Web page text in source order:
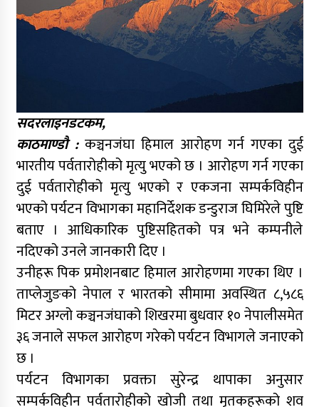
सदरलाइनडटकम,
काठमाण्डौ : कञ्चनजंघा हिमाल आरोहण गर्न गएका दुई
भारतीय पर्वतारोहीको मृत्यु भएको छ । आरोहण गर्न गएका
दुई पर्वतारोहीको मृत्यु भएको र एकजना सम्पर्कविहीन
भएको पर्यटन विभागका महानिर्देशक डन्डुराज घिमिरेले पुष्टि
बताए । आधिकारिक पुष्टिसहितको पत्र भने कम्पनीले
नदिएको उनले जानकारी दिए ।
उनीहरू पिक प्रमोशनबाट हिमाल आरोहणमा गएका थिए ।
ताप्लेजुङको नेपाल र भारतको सीमामा अवस्थित ८,५८६
मिटर अग्लो कञ्चनजंघाको शिखरमा बुधवार १० नेपालीसमेत
३६ जनाले सफल आरोहण गरेको पर्यटन विभागले जनाएको
छ ।
पर्यटन विभागका प्रवक्ता सुरेन्द्र थापाका अनुसार
सम्पर्कविहीन पर्वतारोहीको खोजी तथा मृतकहरूको शव